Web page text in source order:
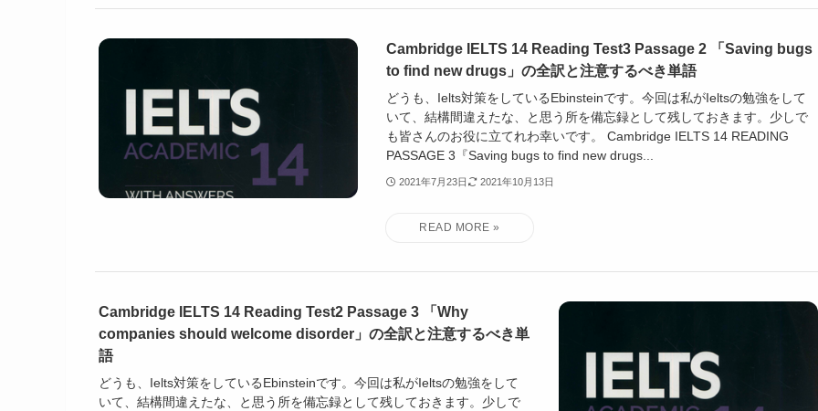
Cambridge IELTS 14 Reading Test3 Passage 2 「Saving bugs
to find new drugs」の全訳と注意するべき単語
どうも、Ielts対策をしているEbinsteinです。今回は私がIeltsの勉強をして
いて、結構間違えたな、と思う所を備忘録として残しておきます。少しで
も皆さんのお役に立てれわ幸いです。 Cambridge IELTS 14 READING
PASSAGE 3『Saving bugs to find new drugs...
2021年7月23日 2021年10月13日
Cambridge IELTS 14 Reading Test2 Passage 3 「Why
companies should welcome disorder」の全訳と注意するべき単
語
どうも、Ielts対策をしているEbinsteinです。今回は私がIeltsの勉強をして
いて、結構間違えたな、と思う所を備忘録として残しておきます。少しで